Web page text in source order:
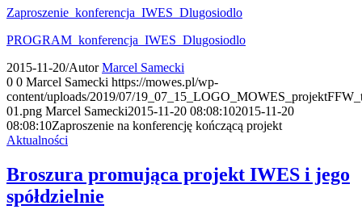
Zaproszenie_konferencja_IWES_Dlugosiodlo
PROGRAM_konferencja_IWES_Dlugosiodlo
2015-11-20/AutorMarcel Samecki
0 0 Marcel Samecki https://mowes.pl/wp-
content/uploads/2019/07/
01.png Marcel Samecki2015-11-20 08:08:102015-11-20
08:08:10Zaproszenie na konferencję kończącą projekt
Aktualności
Broszura promująca projekt IWES i jego
spółdzielnie